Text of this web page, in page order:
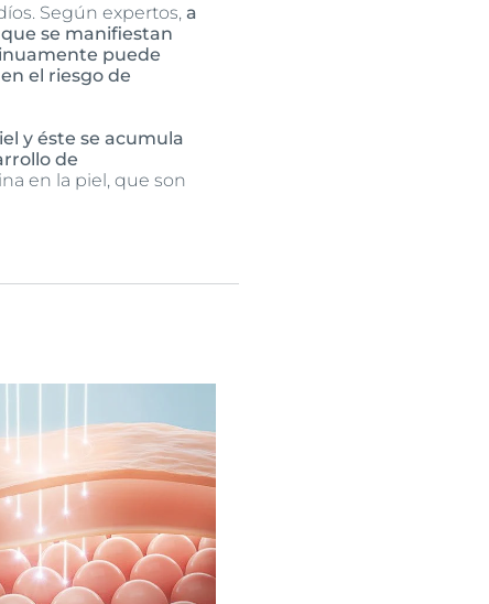
Según expertos, a
se manifiestan
puede
el riesgo de
y éste se acumula
de
en la piel, que son